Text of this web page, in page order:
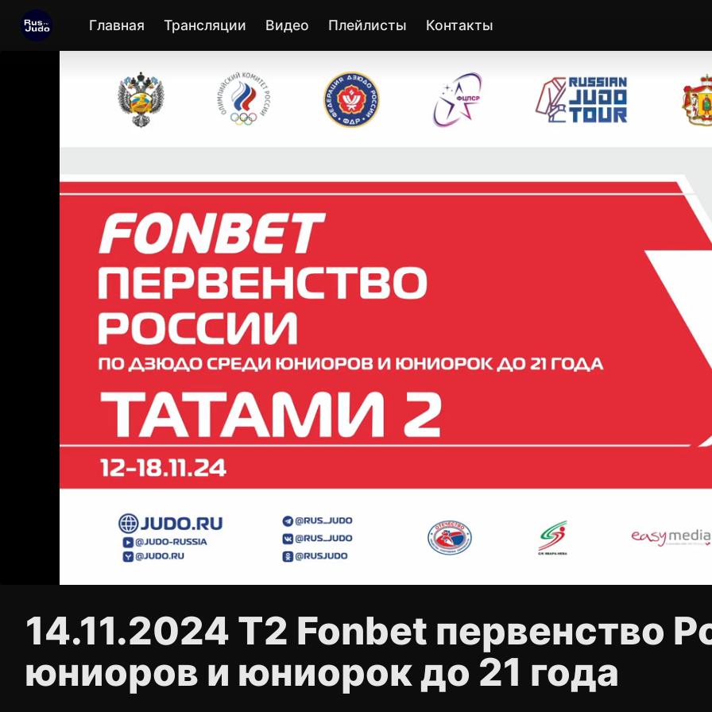
14.11.2024 Т2 Fonbet первенство
юниоров и юниорок до 21 года
Главная Трансляции Видео Плейлисты Контакты